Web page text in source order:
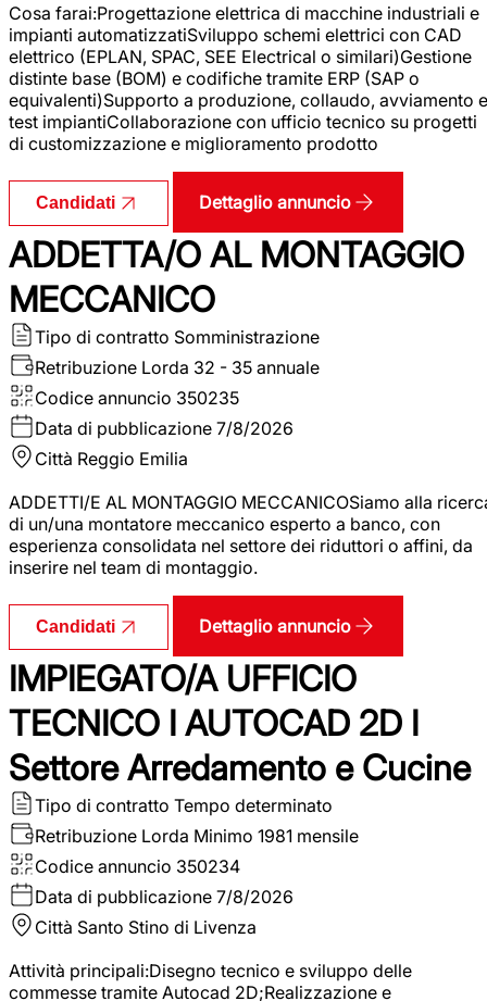
Cosa farai:Progettazione elettrica di macchine industriali e
impianti automatizzatiSviluppo schemi elettrici con CAD
elettrico (EPLAN, SPAC, SEE Electrical o similari)Gestione
distinte base (BOM) e codifiche tramite ERP (SAP o
equivalenti)Supporto a produzione, collaudo, avviamento e
test impiantiCollaborazione con ufficio tecnico su progetti
di customizzazione e miglioramento prodotto
Candidati Dettaglio annuncio
ADDETTA/O AL MONTAGGIO
MECCANICO
Tipo di contratto Somministrazione
Retribuzione Lorda 32 - 35 annuale
Codice annuncio 350235
Data di pubblicazione 7/8/2026
Città Reggio Emilia
ADDETTI/E AL MONTAGGIO MECCANICOSiamo alla
di un/una montatore meccanico esperto a banco, con
esperienza consolidata nel settore dei riduttori o affini, da
inserire nel team di montaggio.
Candidati Dettaglio annuncio
IMPIEGATO/A UFFICIO
TECNICO I AUTOCAD 2D I
Settore Arredamento e Cucine
Tipo di contratto Tempo determinato
Retribuzione Lorda Minimo 1981 mensile
Codice annuncio 350234
Data di pubblicazione 7/8/2026
Città Santo Stino di Livenza
Attività principali:Disegno tecnico e sviluppo delle
commesse tramite Autocad 2D;Realizzazione e